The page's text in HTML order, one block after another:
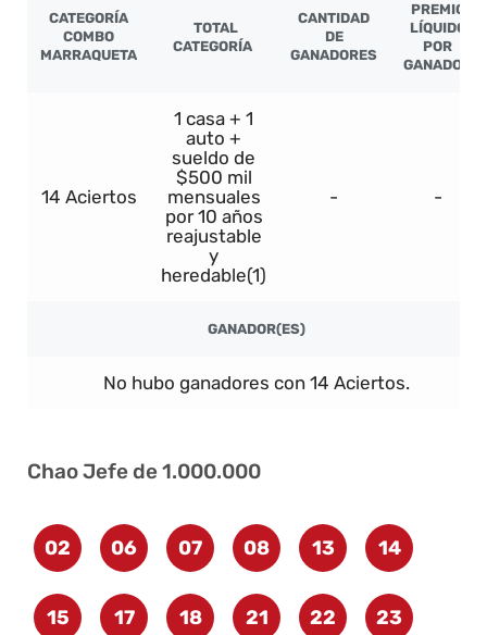
CATEGORÍA
COMBO
MARRAQUETA
TOTAL
CATEGORÍA
CANTIDAD
DE
GANADORES
PREMIO
LÍQUIDO
POR
GANADOR
14 Aciertos
1 casa + 1
auto +
sueldo de
$500 mil
mensuales
por 10 años
reajustable
y
heredable(1)
- -
GANADOR(ES)
No hubo ganadores con 14 Aciertos.
Chao Jefe de 1.000.000
02 06 07 08 13 14
15 17 18 21 22 23